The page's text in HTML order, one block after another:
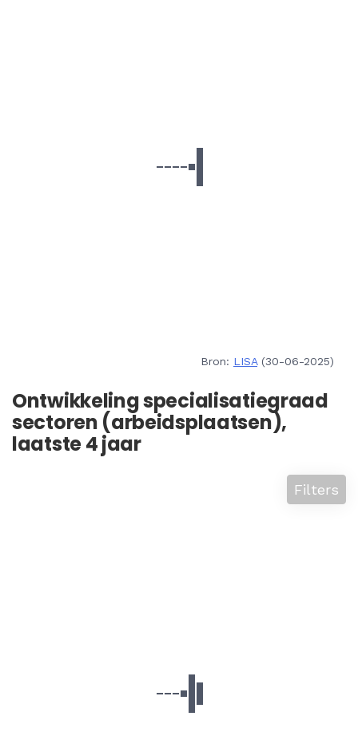
Bron: LISA(30-06-2025)
Ontwikkeling specialisatiegraad
sectoren (arbeidsplaatsen),
laatste 4 jaar
Filters